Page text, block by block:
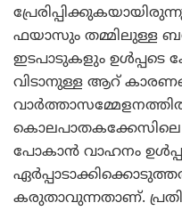
ഫയാസും തമ്മിലുള്ള
ഇടപാടുകളും
വിടാനുള്ള ആറ്
കൊലപാതകക്കേസിലെ
പോകാന്‍ വാഹനം
കരുതാവുന്നതാണ്.